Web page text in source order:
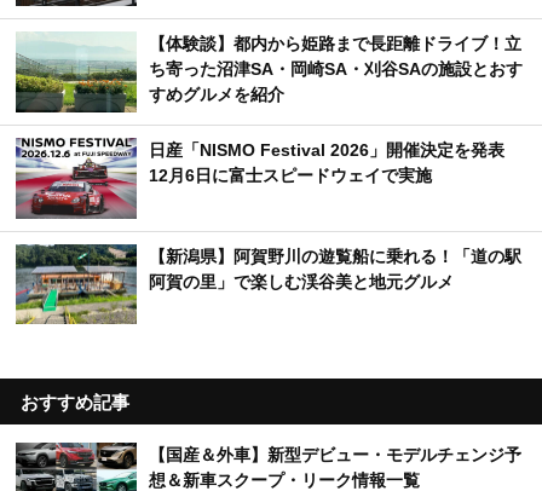
【体験談】都内から姫路まで長距離ドライブ！立
ち寄った沼津SA・岡崎SA・刈谷SAの施設とおす
すめグルメを紹介
日産「NISMO Festival 2026」開催決定を発表
12月6日に富士スピードウェイで実施
【新潟県】阿賀野川の遊覧船に乗れる！「道の駅
阿賀の里」で楽しむ渓谷美と地元グルメ
おすすめ記事
【国産＆外車】新型デビュー・モデルチェンジ予
想＆新車スクープ・リーク情報一覧